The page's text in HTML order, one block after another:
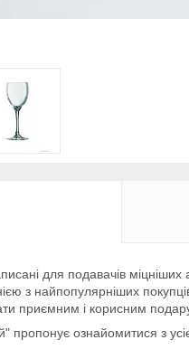
для подавачів міцніших
з найпопулярніших
приємним і корисним
ознайомитися з